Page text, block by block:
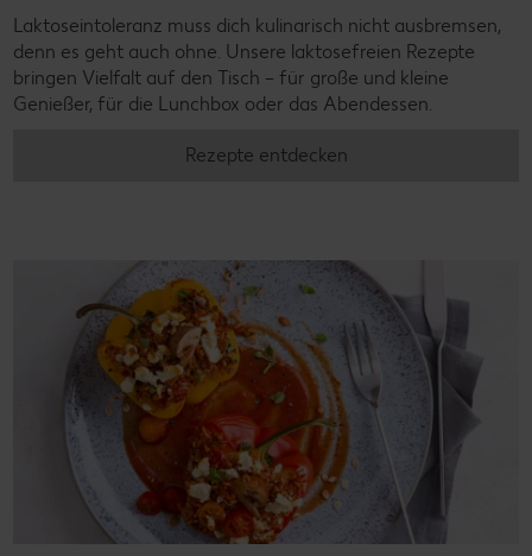
Laktoseintoleranz muss dich kulinarisch nicht ausbremsen,
denn es geht auch ohne. Unsere laktosefreien Rezepte
bringen Vielfalt auf den Tisch – für große und kleine
Genießer, für die Lunchbox oder das Abendessen.
Rezepte entdecken